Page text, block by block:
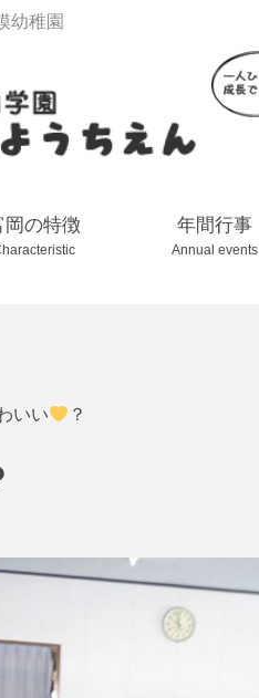
幼稚園
岡の特徴 年間行事
Annual events
いい ？